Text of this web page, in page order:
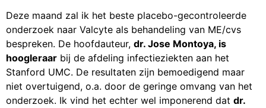
Deze maand zal ik het beste placebo-gecontroleerde
onderzoek naar Valcyte als behandeling van ME/cvs
bespreken. De hoofdauteur, dr. Jose Montoya, is
hoogleraar bij de afdeling infectieziekten aan het
Stanford UMC. De resultaten zijn bemoedigend maar
niet overtuigend, o.a. door de geringe omvang van het
onderzoek. Ik vind het echter wel imponerend dat dr.